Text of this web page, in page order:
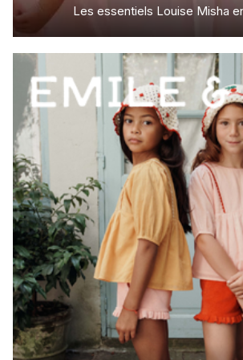
Misha
Les essentiels Louise Misha